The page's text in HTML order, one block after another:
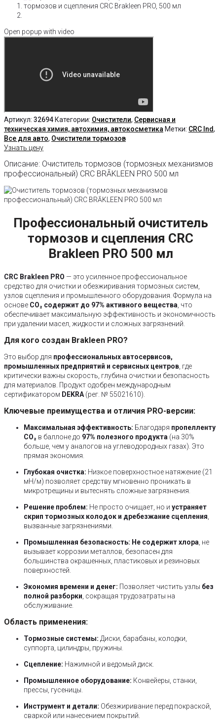
Open popup with video
Артикул: 32694 Категории: Очистители, Сервисная и
техническая химия, автохимия, автокосметика Метки: CRC Ind,
Все для авто, Очистители тормозов
Узнать цену
Описание: Очиститель тормозов (тормозных механизмов
профессиональный) CRC BRĀKLEEN PRO 500 мл
Профессиональный очиститель
тормозов и сцепления CRC
Brakleen PRO 500 мл
CRC Brakleen PRO — это усиленное профессиональное
средство для очистки и обезжиривания тормозных систем,
узлов сцепления и промышленного оборудования. Формула на
основе CO₂ содержит до 97% активного вещества , что
обеспечивает максимальную эффективность и экономичность
при удалении масел, жидкости и сложных загрязнений.
Для кого создан Brakleen PRO?
Это выбор для профессиональных автосервисов,
промышленных предприятий и сервисных центров , где
критически важны скорость, глубина очистки и безопасность
для материалов. Продукт одобрен международным
сертификатором DEKRA (рег. № 55021610).
Ключевые преимущества и отличия PRO-версии:
Максимальная эффективность: Благодаря пропелленту
CO₂ в баллоне до 97% полезного продукта (на 30%
больше, чем у аналогов на углеводородных газах). Это
прямая экономия.
Глубокая очистка: Низкое поверхностное натяжение (21
мН/м) позволяет средству мгновенно проникать в
микротрещины и вытеснять сложные загрязнения.
Решение проблем: Не просто очищает, но и устраняет
скрип тормозных колодок и дребезжание сцепления
вызванные загрязнениями.
Промышленная безопасность: Не содержит хлора , не
вызывает коррозии металлов, безопасен для
большинства окрашенных, пластиковых и резиновых
поверхностей.
Экономия времени и денег: Позволяет чистить узлы без
полной разборки , сокращая трудозатраты на
обслуживание.
Область применения:
Тормозные системы: Диски, барабаны, колодки,
суппорта, цилиндры, пружины.
Сцепление: Нажимной и ведомый диск.
Промышленное оборудование: Конвейеры, станки,
прессы, гусеницы.
Инструмент и детали: Обезжиривание перед покраской,
сваркой или нанесением покрытий.